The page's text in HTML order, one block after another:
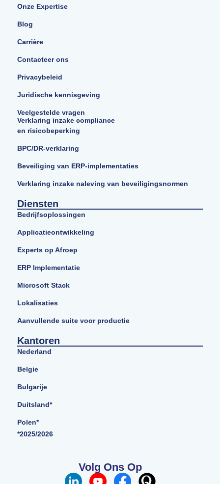
Onze Expertise
Blog
Carrière
Contacteer ons
Privacybeleid
Juridische kennisgeving
Veelgestelde vragen
Verklaring inzake compliance
en risicobeperking
BPC/DR-verklaring
Beveiliging van ERP-implementaties
Verklaring inzake naleving van beveiligingsnormen
Diensten
Bedrijfsoplossingen
Applicatieontwikkeling
Experts op Afroep
ERP Implementatie
Microsoft Stack
Lokalisaties
Aanvullende suite voor productie
Kantoren
Nederland
Belgie
Bulgarije
Duitsland*
Polen*
*2025/2026
Volg Ons Op